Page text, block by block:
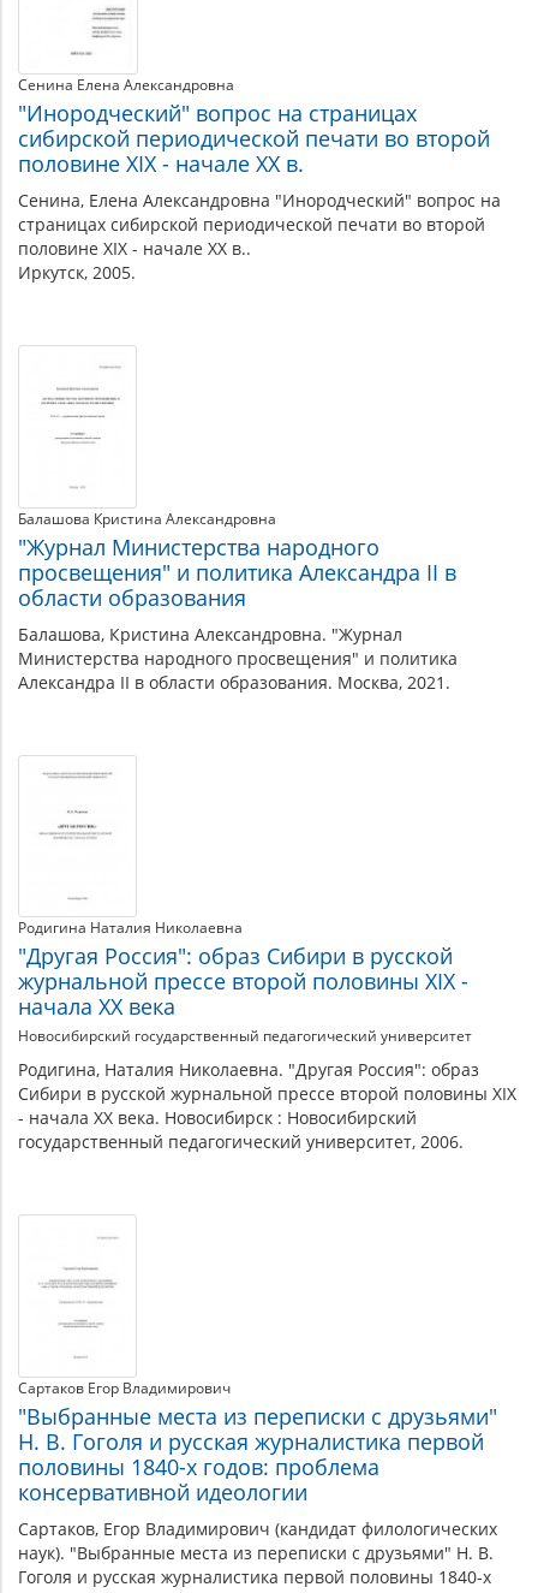
Сенина Елена Александровна
"Инородческий" вопрос на страницах
сибирской периодической печати во второй
половине XIX - начале XX в.
Сенина, Елена Александровна "Инородческий" вопрос на
страницах сибирской периодической печати во второй
половине XIX - начале XX в..
Иркутск, 2005.
Балашова Кристина Александровна
"Журнал Министерства народного
просвещения" и политика Александра II в
области образования
Балашова, Кристина Александровна. "Журнал
Министерства народного просвещения" и политика
Александра II в области образования. Москва, 2021.
Родигина Наталия Николаевна
"Другая Россия": образ Сибири в русской
журнальной прессе второй половины XIX -
начала XX века
Новосибирский государственный педагогический университет
Родигина, Наталия Николаевна. "Другая Россия": образ
Сибири в русской журнальной прессе второй половины XIX
- начала XX века. Новосибирск : Новосибирский
государственный педагогический университет, 2006.
Сартаков Егор Владимирович
"Выбранные места из переписки с друзьями"
Н. В. Гоголя и русская журналистика первой
половины 1840-х годов: проблема
консервативной идеологии
Сартаков, Егор Владимирович (кандидат филологических
наук). "Выбранные места из переписки с друзьями" Н. В.
Гоголя и русская журналистика первой половины 1840-х